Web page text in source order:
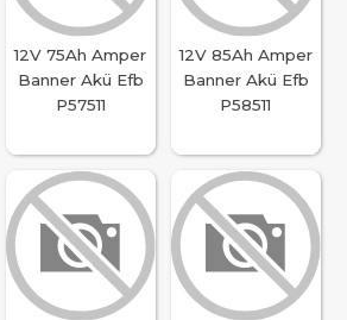
12V 75Ah Amper
Banner Akü Efb
P57511
12V 85Ah Amper
Banner Akü Efb
P58511